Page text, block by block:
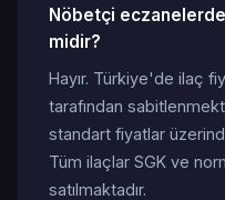
Nöbetçi
midir?
Hayır. Türkiye'de ilaç
tarafından
standart fiyatlar
Tüm ilaçlar SGK ve
satılmaktadır.